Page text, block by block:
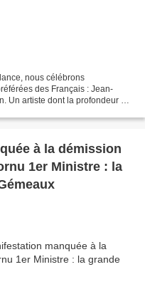
nous célébrons
des Français : Jean-
Un artiste dont la profondeur et
à la démission
1er Ministre : la